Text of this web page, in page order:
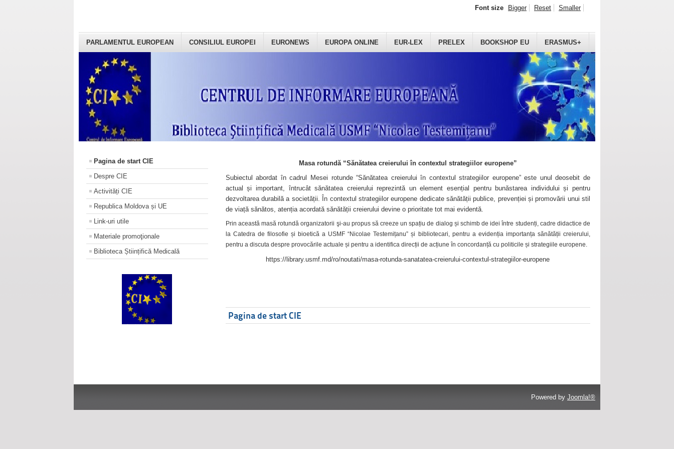
PARLAMENTUL EUROPEAN CONSILIUL EUROPEI EURONEWS EUROPA ONLINE EUR-LEX PRELEX BOOKSHOP EU ERASMUS+
Font size Bigger Reset Smaller
Pagina de start CIE
Despre CIE
Activități CIE
Republica Moldova și UE
Link-uri utile
Materiale promoţionale
Biblioteca Științifică Medicală
Masa rotundă “Sănătatea creierului în contextul strategiilor europene”
Subiectul abordat în cadrul Mesei rotunde “Sănătatea creierului în contextul strategiilor europene” este unul deosebit de
actual și important, întrucât sănătatea creierului reprezintă un element esențial pentru bunăstarea individului și pentru
dezvoltarea durabilă a societății. În contextul strategiilor europene dedicate sănătății publice, prevenției și promovării unui stil
de viață sănătos, atenția acordată sănătății creierului devine o prioritate tot mai evidentă.
Prin această masă rotundă organizatorii şi-au propus să creeze un spațiu de dialog și schimb de idei între studenți, cadre didactice de
la Catedra de filosofie și bioetică a USMF “Nicolae Testemițanu” și bibliotecari, pentru a evidenția importanța sănătății creierului,
pentru a discuta despre provocările actuale și pentru a identifica direcții de acțiune în concordanță cu politicile și strategiile europene.
https://library.usmf.md/ro/noutati/masa-rotunda-sanatatea-creierului-contextul-strategiilor-europene
Pagina de start CIE
Powered by Joomla!®